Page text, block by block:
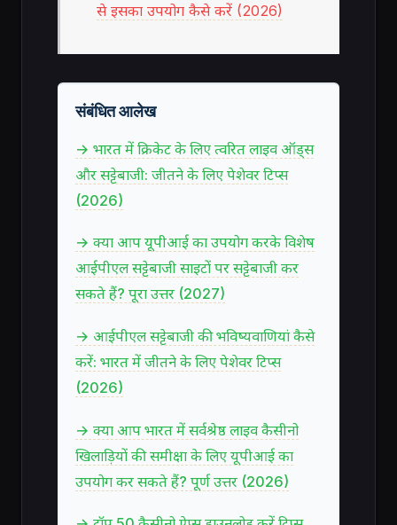
से इसका उपयोग कैसे करें (2026)
संबंधित आलेख
→ भारत में क्रिकेट के लिए त्वरित लाइव ऑड्स
और सट्टेबाजी: जीतने के लिए पेशेवर टिप्स
(2026)
→ क्या आप यूपीआई का उपयोग करके विशेष
आईपीएल सट्टेबाजी साइटों पर सट्टेबाजी कर
सकते हैं? पूरा उत्तर (2027)
→ आईपीएल सट्टेबाजी की भविष्यवाणियां कैसे
करें: भारत में जीतने के लिए पेशेवर टिप्स
(2026)
→ क्या आप भारत में सर्वश्रेष्ठ लाइव कैसीनो
खिलाड़ियों की समीक्षा के लिए यूपीआई का
उपयोग कर सकते हैं? पूर्ण उत्तर (2026)